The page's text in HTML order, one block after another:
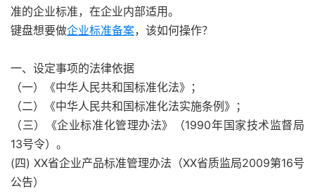
准的企业标准，在企业内部适用。
键盘想要做企业标准备案，该如何操作？
一、设定事项的法律依据
（一）《中华人民共和国标准化法》；
（二）《中华人民共和国标准化法实施条例》；
（三）《企业标准化管理办法》（1990年国家技术监督局
13号令）。
(四) XX省企业产品标准管理办法（XX省质监局2009第16号
公告）